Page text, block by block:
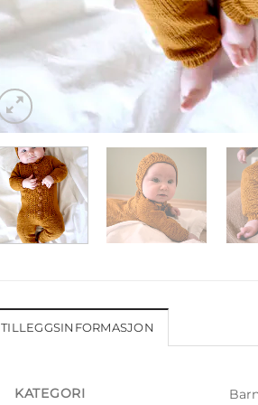
TILLEGGSINFORMASJON
KATEGORI